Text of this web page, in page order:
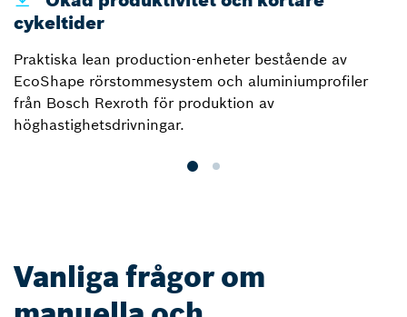
cykeltider
Praktiska lean production-enheter bestående av
EcoShape rörstommesystem och aluminiumprofiler
från Bosch Rexroth för produktion av
höghastighetsdrivningar.
Vanliga frågor om